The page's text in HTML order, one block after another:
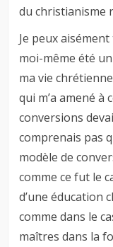
du christianisme
Je peux
moi-même été
ma vie
qui m’a amené
conversions
comprenais pas
modèle de
comme ce fut le
d’une éducation
comme dans le
maîtres dans la